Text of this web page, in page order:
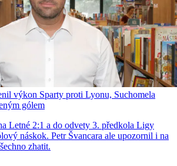
výkon Sparty proti Lyonu, Suchomela
gólem
Letné 2:1 a do odvety 3. předkola Ligy
náskok. Petr Švancara ale upozornil i na
zhatit.